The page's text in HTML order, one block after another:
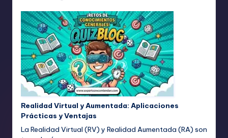
Realidad Virtual y Aumentada: Aplicaciones
Prácticas y Ventajas
La Realidad Virtual (RV) y Realidad Aumentada (RA) son